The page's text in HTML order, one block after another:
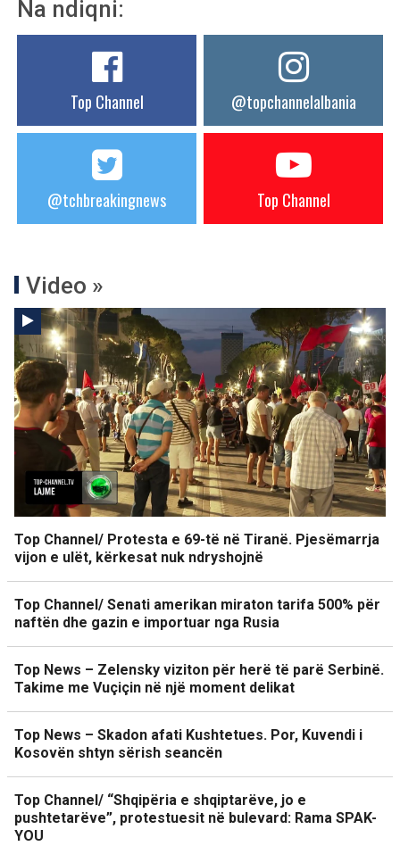
Na ndiqni:
Top Channel @topchannelalbania
@tchbreakingnews Top Channel
Video »
Top Channel/ Protesta e 69-të në Tiranë. Pjesëmarrja
vijon e ulët, kërkesat nuk ndryshojnë
Top Channel/ Senati amerikan miraton tarifa 500% për
naftën dhe gazin e importuar nga Rusia
Top News – Zelensky viziton për herë të parë Serbinë.
Takime me Vuçiçin në një moment delikat
Top News – Skadon afati Kushtetues. Por, Kuvendi i
Kosovën shtyn sërish seancën
Top Channel/ “Shqipëria e shqiptarëve, jo e
pushtetarëve”, protestuesit në bulevard: Rama SPAK-
YOU